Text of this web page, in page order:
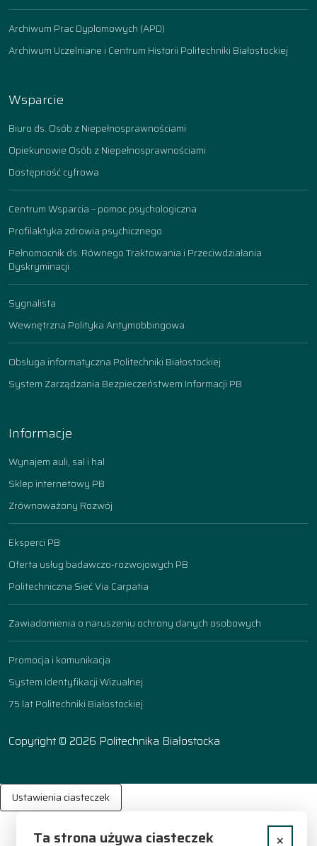
Archiwum Prac Dyplomowych (APD)
Archiwum Uczelniane i Centrum Historii Politechniki Białostockiej
Wsparcie
Biuro ds. Osób z Niepełnosprawnościami
Opiekunowie Osób z Niepełnosprawnościami
Dostępność cyfrowa
Centrum Wsparcia – pomoc psychologiczna
Profilaktyka zdrowia psychicznego
Pełnomocnik ds. Równego Traktowania i Przeciwdziałania
Dyskryminacji
Sygnalista
Wewnętrzna Polityka Antymobbingowa
Obsługa informatyczna Politechniki Białostockiej
System Zarządzania Bezpieczeństwem Informacji PB
Informacje
Wynajem auli, sal i hal
Sklep internetowy PB
Zrównoważony Rozwój
Eksperci PB
Oferta usług badawczo-rozwojowych PB
Politechniczna Sieć Via Carpatia
Zawiadomienia o naruszeniu ochrony danych osobowych
Promocja i komunikacja
System Identyfikacji Wizualnej
75 lat Politechniki Białostockiej
Copyright © 2026 Politechnika Białostocka
Ustawienia ciasteczek
Ta strona używa ciasteczek ×